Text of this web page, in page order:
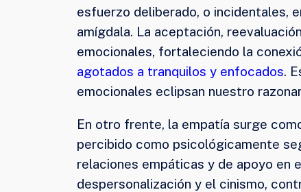
esfuerzo deliberado, o incidentales,
amígdala. La aceptación,
emocionales, fortaleciendo la
agotados a tranquilos y enfocados.
emocionales eclipsan nuestro
En otro frente, la empatía surge
percibido como psicológicamente
relaciones empáticas y de apoyo en
despersonalización y el cinismo,